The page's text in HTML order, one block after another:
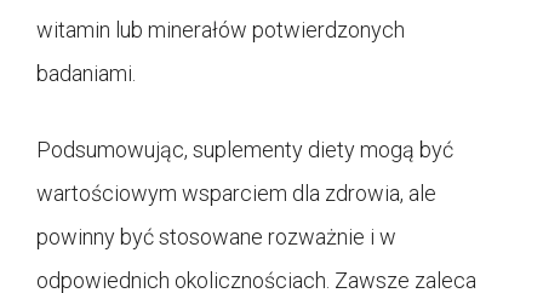
witamin lub minerałów potwierdzonych
badaniami.
Podsumowując, suplementy diety mogą być
wartościowym wsparciem dla zdrowia, ale
powinny być stosowane rozważnie i w
odpowiednich okolicznościach. Zawsze zaleca